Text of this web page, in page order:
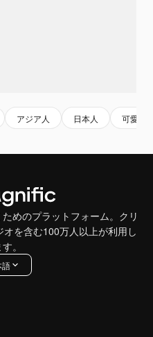
アジア人 日本人 可愛い
めのプラットフォーム。クリ
を含む100万人以上が利用し
。
語